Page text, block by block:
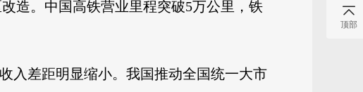
造。中国高铁营业里程突破5万公里，铁
入差距明显缩小。我国推动全国统一大市
顶部